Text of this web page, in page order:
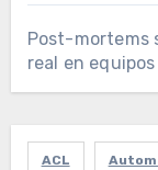
Post-mortems
real en
ACL